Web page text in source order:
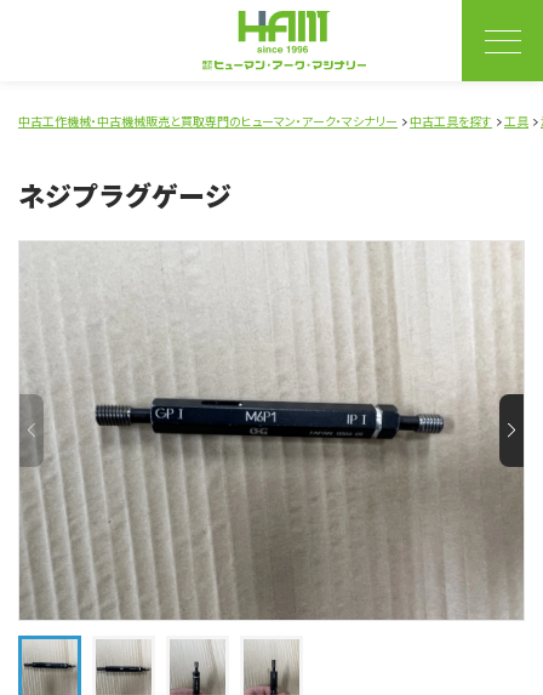
中古工作機械・中古機械販売と買取専門のヒューマン・アーク・マシナリー 中古工具を探す 工具
ネジプラグゲージ